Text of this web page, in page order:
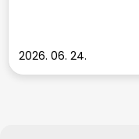
2026. 06. 24.